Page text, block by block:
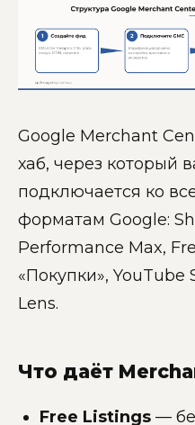
Google Merchant
хаб, через который
подключается ко
форматам Google:
Performance Max,
«Покупки»,
Lens.
Что даёт
Free Listings —